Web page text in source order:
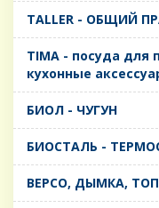
TALLER - ОБЩИЙ
TIMA - посуда для
кухонные
БИОЛ - ЧУГУН
БИОСТАЛЬ -
ВЕРСО, ДЫМКА,